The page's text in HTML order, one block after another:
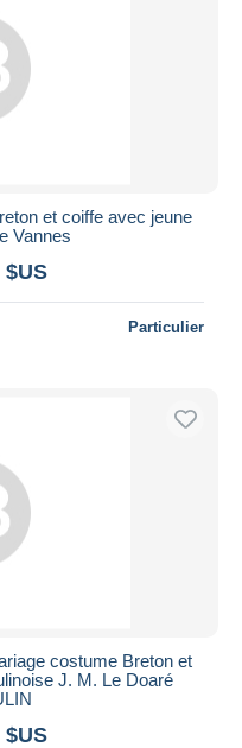
et coiffe avec jeune
Vannes
$US
Particulier
costume Breton et
J. M. Le Doaré
$US